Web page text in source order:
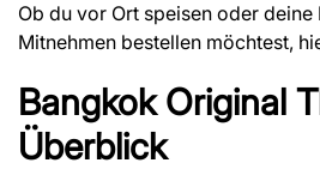
Ob du vor Ort speisen oder
Mitnehmen bestellen möchtest,
Bangkok Original
Überblick